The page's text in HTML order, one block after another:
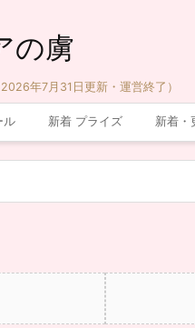
の虜
年7月31日更新・運営終了）
ル 新着 プライズ 新着・